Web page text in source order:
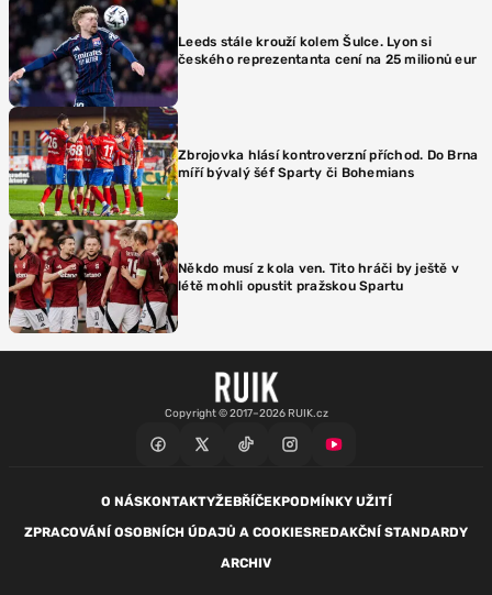
Leeds stále krouží kolem Šulce. Lyon si
českého reprezentanta cení na 25 milionů eur
Zbrojovka hlásí kontroverzní příchod. Do Brna
míří bývalý šéf Sparty či Bohemians
Někdo musí z kola ven. Tito hráči by ještě v
létě mohli opustit pražskou Spartu
Copyright © 2017–2026 RUIK.cz
O NÁSKONTAKTYŽEBŘÍČEKPODMÍNKY UŽITÍ
ZPRACOVÁNÍ OSOBNÍCH ÚDAJŮ A COOKIESREDAKČNÍ STANDARDY
ARCHIV